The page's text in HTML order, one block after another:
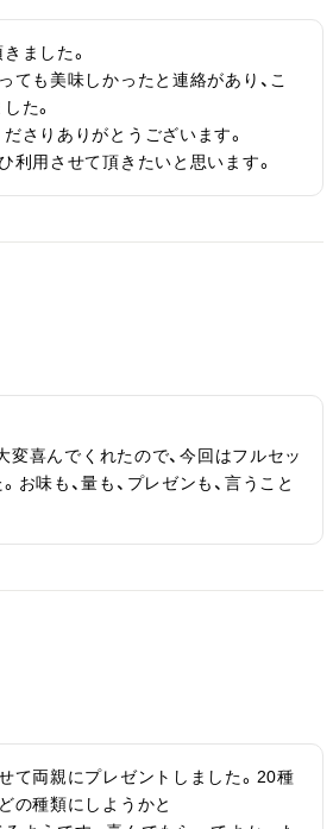
ました。
ても美味しかったと連絡があり、こ
た。
さりありがとうございます。
利用させて頂きたいと思います。
変喜んでくれたので、今回はフルセッ
お味も、量も、プレゼンも、言うこと
て両親にプレゼントしました。20種
の種類にしようかと